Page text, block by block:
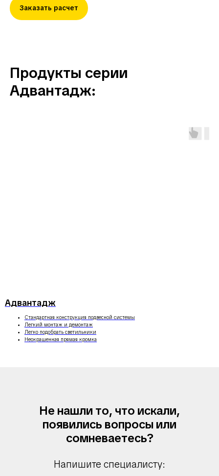
Заказать расчет
Продукты серии
Адвантадж:
Адвантадж
Стандартная конструкция подвесной системы
Легкий монтаж и демонтаж
Легко подобрать светильники
Неокрашенная прямая кромка
Не нашли то, что искали,
появились вопросы или
сомневаетесь?
Напишите специалисту: